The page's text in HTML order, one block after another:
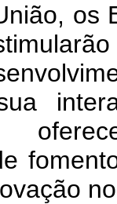
os